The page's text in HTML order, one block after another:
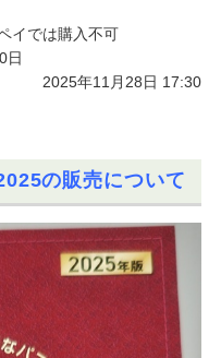
イでは購入不可
日
2025年11月28日 17:30
の販売について